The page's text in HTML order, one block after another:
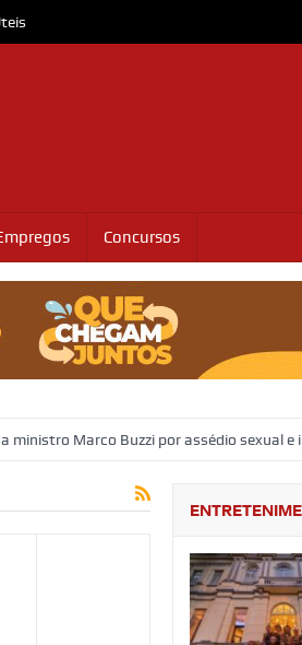
Concursos
Buzzi por assédio sexual e